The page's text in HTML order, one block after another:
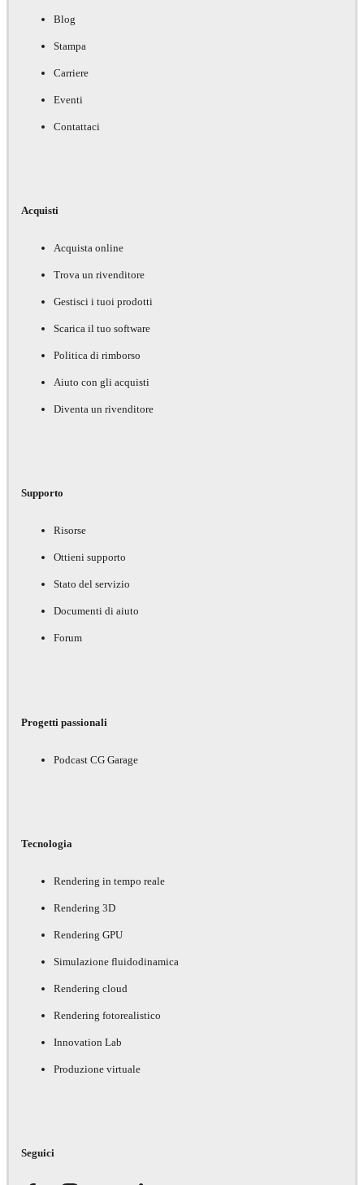
Blog
Stampa
Carriere
Eventi
Contattaci
Acquisti
Acquista online
Trova un rivenditore
Gestisci i tuoi prodotti
Scarica il tuo software
Politica di rimborso
Aiuto con gli acquisti
Diventa un rivenditore
Supporto
Risorse
Ottieni supporto
Stato del servizio
Documenti di aiuto
Forum
Progetti passionali
Podcast CG Garage
Tecnologia
Rendering in tempo reale
Rendering 3D
Rendering GPU
Simulazione fluidodinamica
Rendering cloud
Rendering fotorealistico
Innovation Lab
Produzione virtuale
Seguici